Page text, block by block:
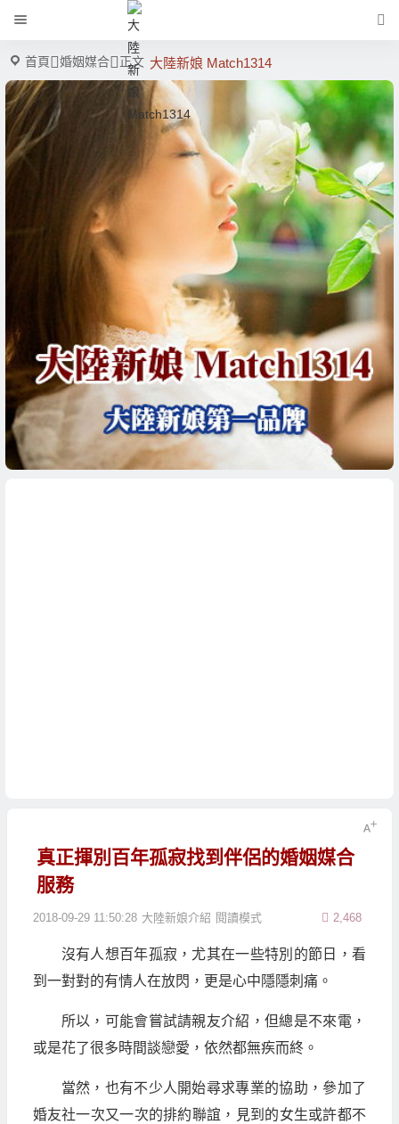
大陸新娘 Match1314
首頁 婚姻媒合 正文
真正揮別百年孤寂找到伴侶的婚姻媒合
服務
2018-09-29 11:50:28 大陸新娘介紹 2,468
閱讀模式
沒有人想百年孤寂，尤其在一些特別的節日，看
到一對對的有情人在放閃，更是心中隱隱刺痛。
所以，可能會嘗試請親友介紹，但總是不來電，
或是花了很多時間談戀愛，依然都無疾而終。
當然，也有不少人開始尋求專業的協助，參加了
婚友社一次又一次的排約聯誼，見到的女生或許都不